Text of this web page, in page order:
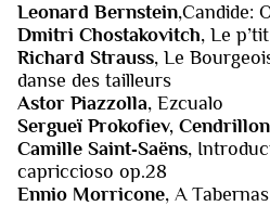
Leonard Bernstein,Candide:
Dmitri Chostakovitch, Le
Richard Strauss, Le
danse des tailleurs
Astor Piazzolla, Ezcualo
Sergueï Prokofiev,
Camille Saint‐Saëns,
capriccioso op.28
Ennio Morricone, A